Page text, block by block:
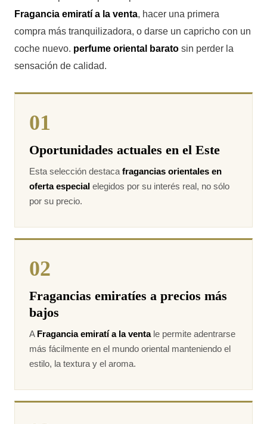
Fragancia emiratí a la venta, hacer una primera
compra más tranquilizadora, o darse un capricho con un
coche nuevo. perfume oriental barato sin perder la
sensación de calidad.
01
Oportunidades actuales en el Este
Esta selección destaca fragancias orientales en
oferta especial elegidos por su interés real, no sólo
por su precio.
02
Fragancias emiratíes a precios más
bajos
A Fragancia emiratí a la ventale permite adentrarse
más fácilmente en el mundo oriental manteniendo el
estilo, la textura y el aroma.